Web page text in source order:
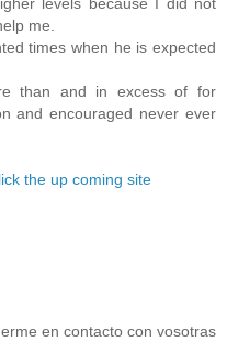
me.
times when he is expected
than and in excess of for
and encouraged never ever
the up coming site
en contacto con vosotras